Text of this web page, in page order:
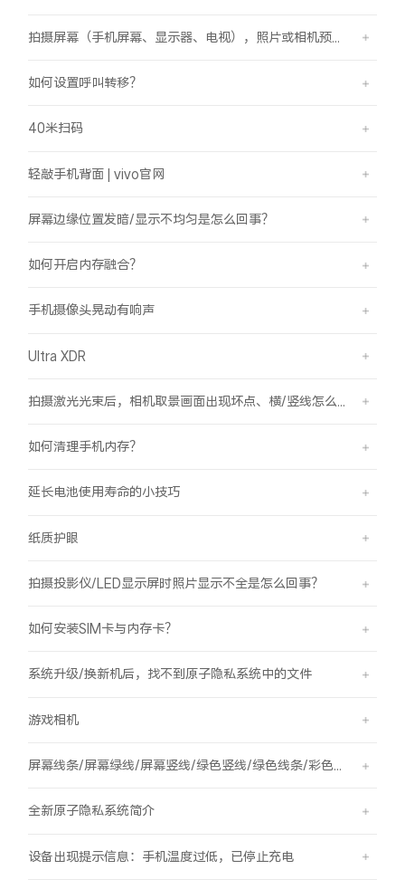
如何设置呼叫转移？
40米扫码
轻敲手机背面 | vivo官网
屏幕边缘位置发暗/显示不均匀是怎么回事？
如何开启内存融合？
手机摄像头晃动有响声
Ultra XDR
如何清理手机内存？
延长电池使用寿命的小技巧
纸质护眼
拍摄投影仪/LED显示屏时照片显示不全是怎么回事？
如何安装SIM卡与内存卡？
系统升级/换新机后，找不到原子隐私系统中的文件
游戏相机
全新原子隐私系统简介
设备出现提示信息：手机温度过低，已停止充电